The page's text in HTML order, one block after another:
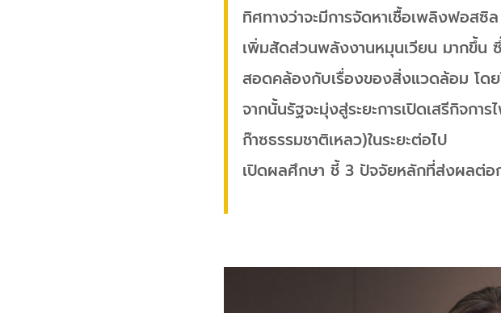
ทิศทางว่าจะมีการจัดหาเชื้อเพลิงฟอส
เพิ่มสัดส่วนพลังงานหมุนเวียน มากขึ้น
สอดคล้องกับเรื่องของสิ่งแวดล้อม โดย
จากนั้นรัฐจะมุ่งสู่ระยะการเปิดเสรีกิจก
ก๊าซธรรมชาติเหลว)ในระยะต่อไป
เปิดผลศึกษา ชี้ 3 ปัจจัยหลักที่ส่งผลต่อก